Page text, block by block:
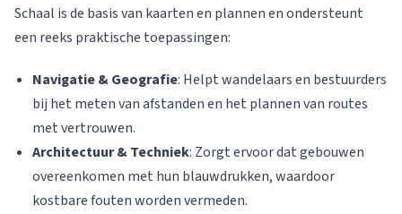
Schaal is de basis van kaarten en plannen en ondersteunt
een reeks praktische toepassingen:
Navigatie & Geografie: Helpt wandelaars en bestuurders
bij het meten van afstanden en het plannen van routes
met vertrouwen.
Architectuur & Techniek: Zorgt ervoor dat gebouwen
overeenkomen met hun blauwdrukken, waardoor
kostbare fouten worden vermeden.